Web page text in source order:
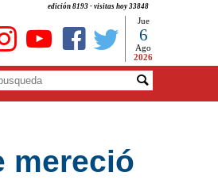
edición 8193 - visitas hoy 33848
Jue
6
Ago
2026
mereció